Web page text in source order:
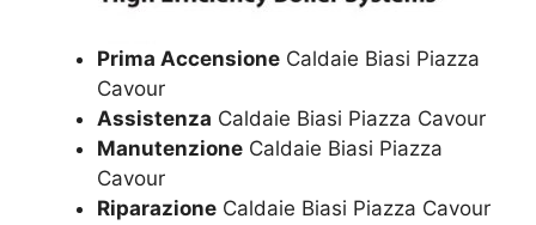
Prima Accensione Caldaie Biasi Piazza
Cavour
Assistenza Caldaie Biasi Piazza Cavour
Manutenzione Caldaie Biasi Piazza
Cavour
Riparazione Caldaie Biasi Piazza Cavour